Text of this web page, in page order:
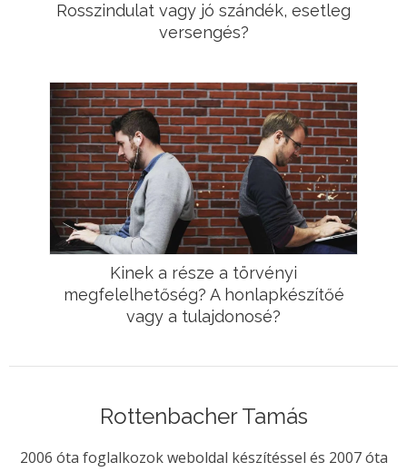
Rosszindulat vagy jó szándék, esetleg
versengés?
Kinek a része a törvényi
megfelelhetőség? A honlapkészítőé
vagy a tulajdonosé?
Rottenbacher Tamás
2006 óta foglalkozok weboldal készítéssel és 2007 óta